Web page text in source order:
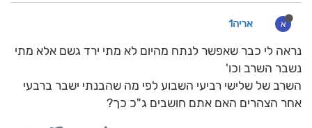
א אריה1
נראה לי כבר שאפשר לנתח מהיום לא מתי ירד גשם אלא מתי
נשבר השרב וכו'
השרב של שלישי רביעי השבוע לפי מה שהבנתי ישבר ברבעי
אחר הצהרים האם אתם חושבים ג"כ כך?